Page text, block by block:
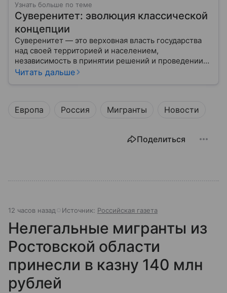
Узнать больше по теме
Суверенитет: эволюция классической
концепции
Суверенитет — это верховная власть государства
над своей территорией и населением,
независимость в принятии решений и проведении
внешней политики.
Читать дальше
Европа Россия Мигранты Новости
Поделиться
12 часов назад Источник: Российская газета
Нелегальные мигранты из
Ростовской области
принесли в казну 140 млн
рублей